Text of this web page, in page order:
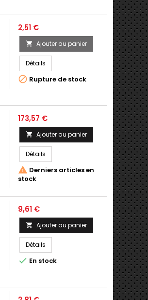
Prix
2,51 €
 Ajouter au panier
Détails
 Rupture de stock
Prix
173,57 €
 Ajouter au panier
Détails
 Derniers articles en
stock
Prix
9,61 €
 Ajouter au panier
Détails
 En stock